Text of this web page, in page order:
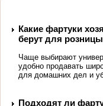
Какие фартуки
берут для
Чаще выбирают
удобно продавать
для домашних дел и
Подходят ли